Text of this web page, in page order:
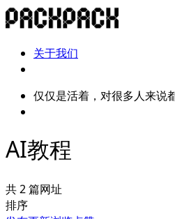
关于我们
仅仅是活着，对很多人来说
AI教程
共 2 篇网址
排序